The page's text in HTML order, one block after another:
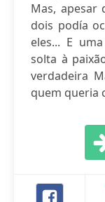
Mas, apesar
dois podía
eles... E
solta à
verdadeira
quem queria